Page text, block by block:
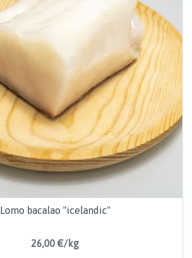
Lomo bacalao "icelandic"
26,00 €/kg